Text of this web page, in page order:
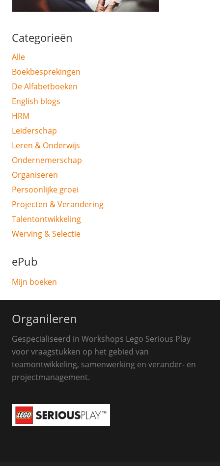
Categorieën
Alle
Boekbesprekingen
De Alfabetboeken
English blogs
HRM
Leiderschap
Leren & Onderwijs
Ondernemerschap
Organiseren
Persoonlijke groei
Projecten & Verandering
Talentontwikkeling
Werving & Selectie
ePub
Mijn boeken
Organileren
Gespecialiseerd in Workshops Lego Serious Play
voor vraagstukken op het gebied van
teamontwikkeling, samenwerking en verander- en
projectmanagement.